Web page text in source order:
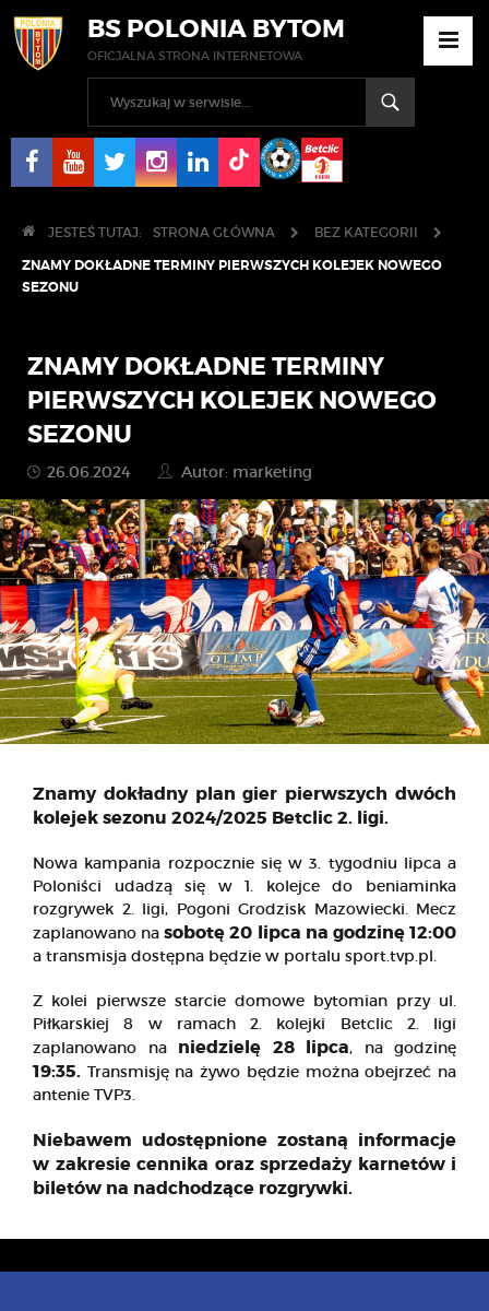
BS POLONIA BYTOM
OFICJALNA STRONA INTERNETOWA
JESTEŚ TUTAJ: STRONA GŁÓWNA BEZ KATEGORII
ZNAMY DOKŁADNE TERMINY PIERWSZYCH KOLEJEK NOWEGO
SEZONU
ZNAMY DOKŁADNE TERMINY
PIERWSZYCH KOLEJEK NOWEGO
SEZONU
26.06.2024 Autor: marketing
Znamy dokładny plan gier pierwszych dwóch
kolejek sezonu 2024/2025 Betclic 2. ligi.
Nowa kampania rozpocznie się w 3. tygodniu lipca a
Poloniści udadzą się w 1. kolejce do beniaminka
rozgrywek 2. ligi, Pogoni Grodzisk Mazowiecki. Mecz
zaplanowano na sobotę 20 lipca na godzinę 12:00
a transmisja dostępna będzie w portalu sport.tvp.pl.
Z kolei pierwsze starcie domowe bytomian przy ul.
Piłkarskiej 8 w ramach 2. kolejki Betclic 2. ligi
zaplanowano na niedzielę 28 lipca, na godzinę
19:35. Transmisję na żywo będzie można obejrzeć na
antenie TVP3.
Niebawem udostępnione zostaną informacje
w zakresie cennika oraz sprzedaży karnetów i
biletów na nadchodzące rozgrywki.